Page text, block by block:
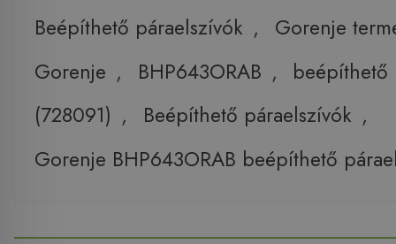
Beépíthető páraelszívók ,
Gorenje
Gorenje , BHP643ORAB ,
beépíthető
(728091) , Beépíthető páraelszívók ,
Gorenje BHP643ORAB beépíthető